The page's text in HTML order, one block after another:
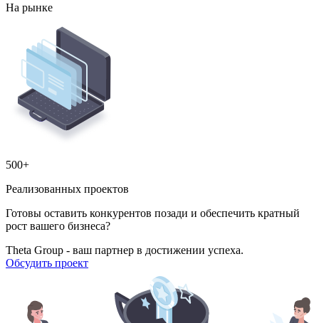
На рынке
500+
Реализованных проектов
Готовы оставить конкурентов позади и обеспечить кратный
рост вашего бизнеса?
Theta Group - ваш партнер в достижении успеха.
Обсудить проект